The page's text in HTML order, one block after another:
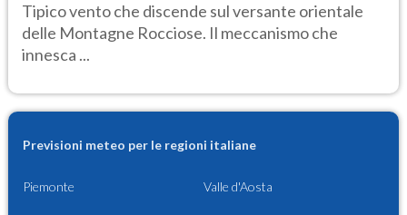
Tipico vento che discende sul versante orientale
delle Montagne Rocciose. Il meccanismo che
innesca ...
Previsioni meteo per le regioni italiane
Piemonte Valle d'Aosta